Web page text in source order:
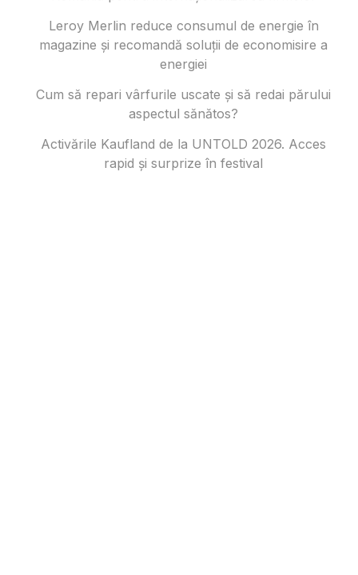
Leroy Merlin reduce consumul de energie în
magazine și recomandă soluții de economisire a
energiei
Cum să repari vârfurile uscate și să redai părului
aspectul sănătos?
Activările Kaufland de la UNTOLD 2026. Acces
rapid și surprize în festival